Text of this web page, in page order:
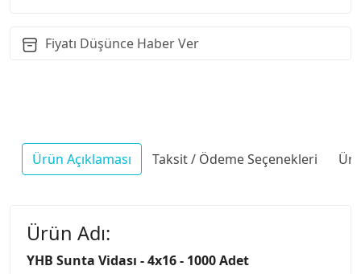
Fiyatı Düşünce Haber Ver
Ürün Açıklaması Taksit / Ödeme Seçenekleri
Ürün Adı:
YHB Sunta Vidası - 4x16 - 1000 Adet